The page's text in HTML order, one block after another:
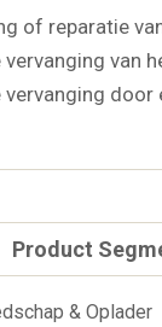
of reparatie
van
door
Product
& Oplader